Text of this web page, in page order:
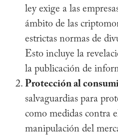
ley exige a las
ámbito de las
estrictas normas de
Esto incluye la
la publicación de
Protección al
salvaguardias para
como medidas contra
manipulación del